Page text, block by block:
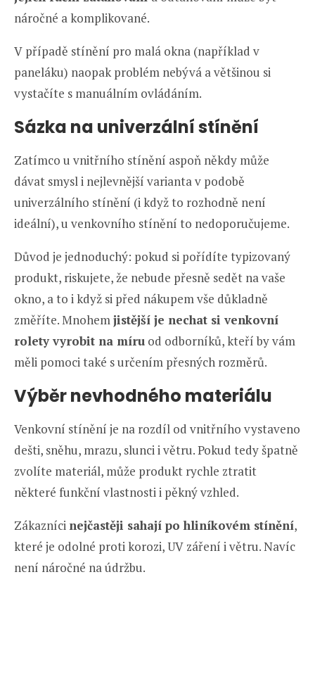
náročné a komplikované.
V případě stínění pro malá okna (například v
paneláku) naopak problém nebývá a většinou si
vystačíte s manuálním ovládáním.
Sázka na univerzální stínění
Zatímco u vnitřního stínění aspoň někdy může
dávat smysl i nejlevnější varianta v podobě
univerzálního stínění (i když to rozhodně není
ideální), u venkovního stínění to nedoporučujeme.
Důvod je jednoduchý: pokud si pořídíte typizovaný
produkt, riskujete, že nebude přesně sedět na vaše
okno, a to i když si před nákupem vše důkladně
změříte. Mnohemjistější je nechat si venkovní
rolety vyrobit na míru od odborníků, kteří by vám
měli pomoci také s určením přesných rozměrů.
Výběr nevhodného materiálu
Venkovní stínění je na rozdíl od vnitřního vystaveno
dešti, sněhu, mrazu, slunci i větru. Pokud tedy špatně
zvolíte materiál, může produkt rychle ztratit
některé funkční vlastnosti i pěkný vzhled.
Zákazníci nejčastěji sahají po hliníkovém stínění,
které je odolné proti korozi, UV záření i větru. Navíc
není náročné na údržbu.